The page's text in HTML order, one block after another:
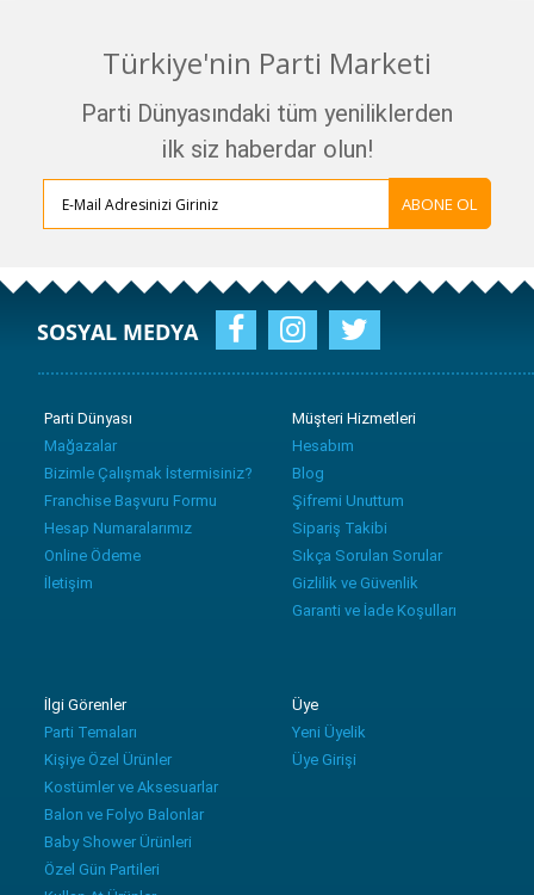
Türkiye'nin Parti Marketi
Parti Dünyasındaki tüm yeniliklerden
ilk siz haberdar olun!
ABONE OL
SOSYAL MEDYA
Parti Dünyası
Mağazalar
Bizimle Çalışmak İstermisiniz?
Franchise Başvuru Formu
Hesap Numaralarımız
Online Ödeme
İletişim
Müşteri Hizmetleri
Hesabım
Blog
Şifremi Unuttum
Sipariş Takibi
Sıkça Sorulan Sorular
Gizlilik ve Güvenlik
Garanti ve İade Koşulları
İlgi Görenler
Parti Temaları
Kişiye Özel Ürünler
Kostümler ve Aksesuarlar
Balon ve Folyo Balonlar
Baby Shower Ürünleri
Özel Gün Partileri
Üye
Yeni Üyelik
Üye Girişi